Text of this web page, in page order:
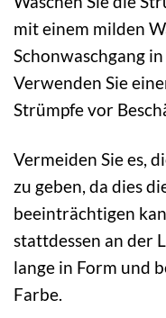
mit einem milden
Schonwaschgang
Verwenden Sie
Strümpfe vor
Vermeiden Sie es,
zu geben, da dies
beeinträchtigen
stattdessen an der
lange in Form und
Farbe.